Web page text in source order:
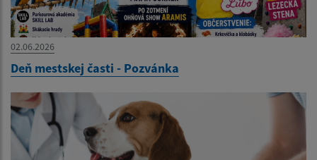
02.06.2026
Deň mestskej časti - Pozvánka